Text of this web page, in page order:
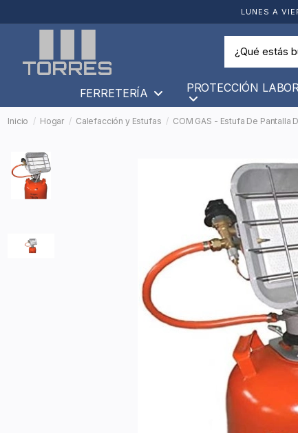
LUNES A
FERRETERÍA PROTECCIÓN
Inicio Hogar Calefacción y Estufas COM GAS - Estufa De Pantalla